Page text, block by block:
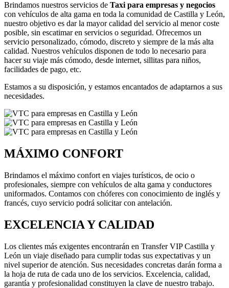
Brindamos nuestros servicios de Taxi para empresas y negocios
con vehículos de alta gama en toda la comunidad de Castilla y León,
nuestro objetivo es dar la mayor calidad del servicio al menor coste
posible, sin escatimar en servicios o seguridad. Ofrecemos un
servicio personalizado, cómodo, discreto y siempre de la más alta
calidad. Nuestros vehículos disponen de todo lo necesario para
hacer su viaje más cómodo, desde internet, sillitas para niños,
facilidades de pago, etc.
Estamos a su disposición, y estamos encantados de adaptarnos a sus
necesidades.
MÁXIMO CONFORT
Brindamos el máximo confort en viajes turísticos, de ocio o
profesionales, siempre con vehículos de alta gama y conductores
uniformados. Contamos con chóferes con conocimiento de inglés y
francés, cuyo servicio podrá solicitar con antelación.
EXCELENCIA Y CALIDAD
Los clientes más exigentes encontrarán en Transfer VIP Castilla y
León un viaje diseñado para cumplir todas sus expectativas y un
nivel superior de atención. Sus necesidades concretas darán forma a
la hoja de ruta de cada uno de los servicios. Excelencia, calidad,
garantía y profesionalidad constituyen la clave de nuestro trabajo.